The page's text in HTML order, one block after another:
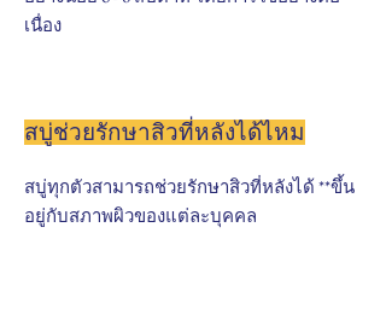
เนื่อง
สบู่ช่วยรักษาสิวที่หลังได้ไหม
สบู่ทุกตัวสามารถช่วยรักษาสิวที่หลังได้ **ขึ้น
อยู่กับสภาพผิวของแต่ละบุคคล